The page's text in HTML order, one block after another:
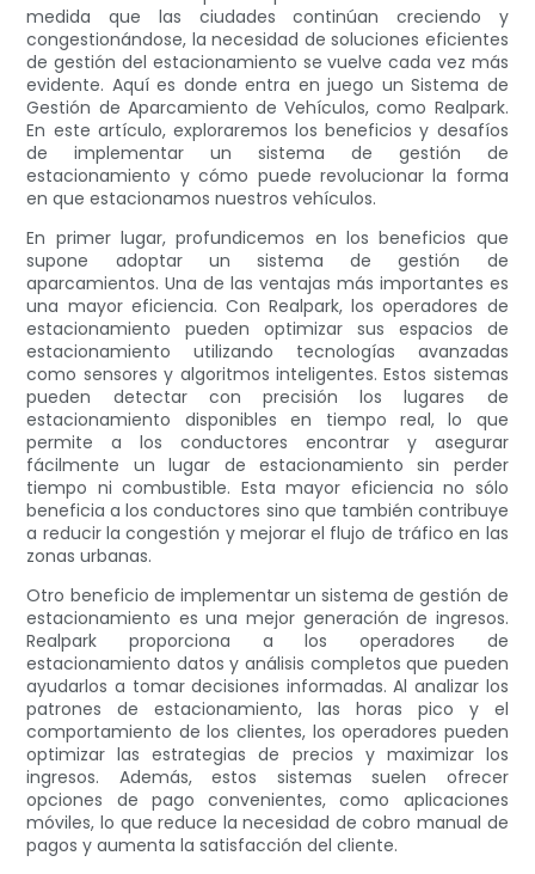
medida que las ciudades continúan creciendo y
congestionándose, la necesidad de soluciones eficientes
de gestión del estacionamiento se vuelve cada vez más
evidente. Aquí es donde entra en juego un Sistema de
Gestión de Aparcamiento de Vehículos, como Realpark.
En este artículo, exploraremos los beneficios y desafíos
de implementar un sistema de gestión de
estacionamiento y cómo puede revolucionar la forma
en que estacionamos nuestros vehículos.
En primer lugar, profundicemos en los beneficios que
supone adoptar un sistema de gestión de
aparcamientos. Una de las ventajas más importantes es
una mayor eficiencia. Con Realpark, los operadores de
estacionamiento pueden optimizar sus espacios de
estacionamiento utilizando tecnologías avanzadas
como sensores y algoritmos inteligentes. Estos sistemas
pueden detectar con precisión los lugares de
estacionamiento disponibles en tiempo real, lo que
permite a los conductores encontrar y asegurar
fácilmente un lugar de estacionamiento sin perder
tiempo ni combustible. Esta mayor eficiencia no sólo
beneficia a los conductores sino que también contribuye
a reducir la congestión y mejorar el flujo de tráfico en las
zonas urbanas.
Otro beneficio de implementar un sistema de gestión de
estacionamiento es una mejor generación de ingresos.
Realpark proporciona a los operadores de
estacionamiento datos y análisis completos que pueden
ayudarlos a tomar decisiones informadas. Al analizar los
patrones de estacionamiento, las horas pico y el
comportamiento de los clientes, los operadores pueden
optimizar las estrategias de precios y maximizar los
ingresos. Además, estos sistemas suelen ofrecer
opciones de pago convenientes, como aplicaciones
móviles, lo que reduce la necesidad de cobro manual de
pagos y aumenta la satisfacción del cliente.